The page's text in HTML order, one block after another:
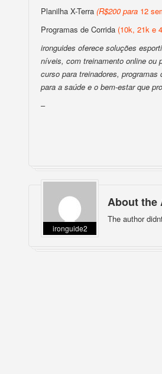
Planilha X-Terra (R$200 para 12
Programas de Corrida (10k, 21k e
ironguides oferece soluções
níveis, com treinamento online ou
curso para treinadores,
para a saúde e o bem-estar que
–
ironguide2
About the
The author